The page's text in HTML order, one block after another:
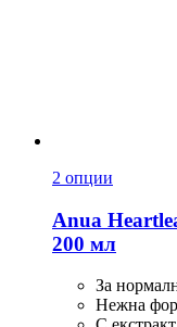
2 опции
Anua
200 мл
За
Нежна